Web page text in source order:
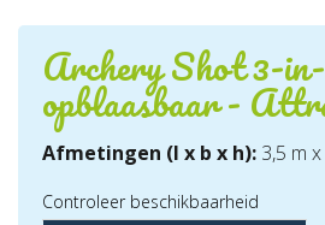
Archery Shot 3-
opblaasbaar -
Afmetingen (l x b x h): 3,5 m
Controleer beschikbaarheid